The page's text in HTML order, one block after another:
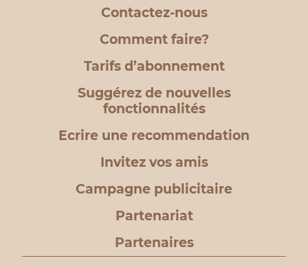
Contactez-nous
Comment faire?
Tarifs d’abonnement
Suggérez de nouvelles
fonctionnalités
Ecrire une recommendation
Invitez vos amis
Campagne publicitaire
Partenariat
Partenaires